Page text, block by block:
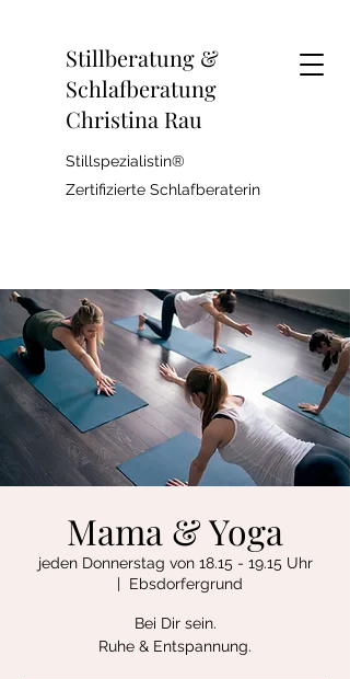
Stillberatung &
Schlafberatung
Christina Rau
Stillspezialistin®
Zertifizierte Schlafberaterin
Mama & Yoga
jeden Donnerstag von 18.15 - 19.15 Uhr
  |
Ebsdorfergrund
Bei Dir sein.
Ruhe & Entspannung.